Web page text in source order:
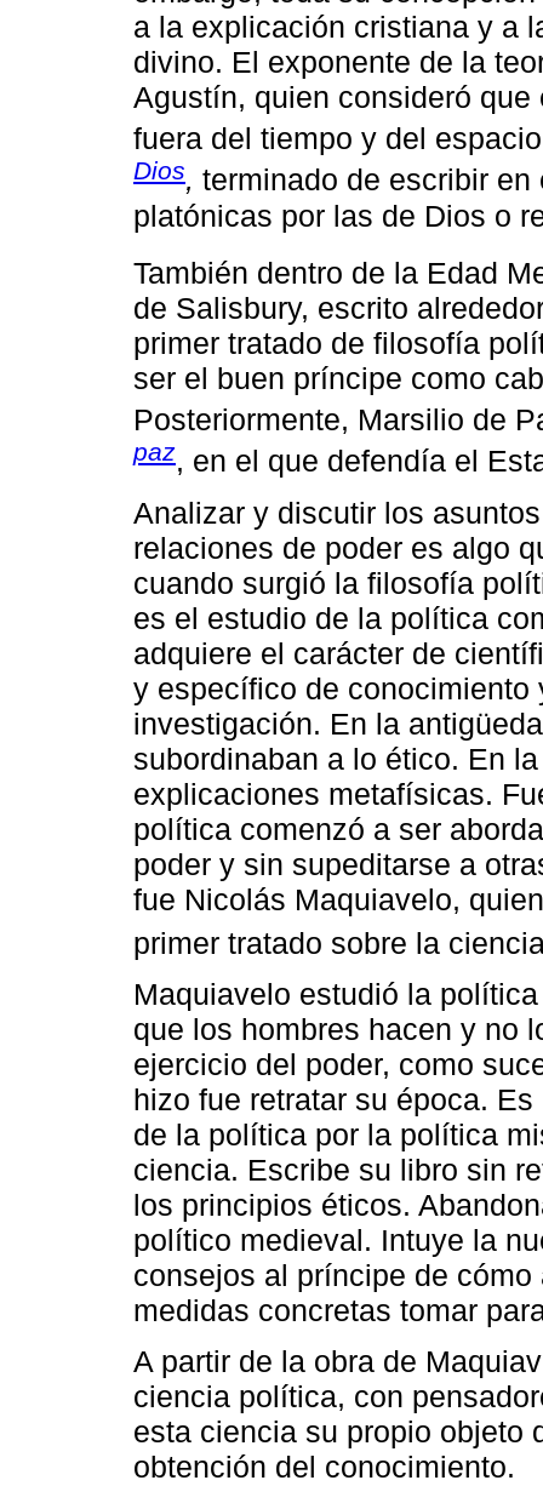
a la explicación cristiana y a
divino. El exponente de la
Agustín, quien consideró
fuera del tiempo y del
Dios, terminado de escribir
platónicas por las de Dios o
También dentro de la Edad
de Salisbury, escrito
primer tratado de filosofía
ser el buen príncipe como
Posteriormente, Marsilio de
paz, en el que defendía el
Analizar y discutir los
relaciones de poder es algo
cuando surgió la filosofía
es el estudio de la política
adquiere el carácter de
y específico de conocimiento
investigación. En la
subordinaban a lo ético. En
explicaciones metafísicas.
política comenzó a ser
poder y sin supeditarse a
fue Nicolás Maquiavelo,
primer tratado sobre la
Maquiavelo estudió la
que los hombres hacen y no
ejercicio del poder, como
hizo fue retratar su época.
de la política por la política
ciencia. Escribe su libro sin
los principios éticos.
político medieval. Intuye la
consejos al príncipe de
medidas concretas tomar
A partir de la obra de
ciencia política, con
esta ciencia su propio objeto
obtención del conocimiento.